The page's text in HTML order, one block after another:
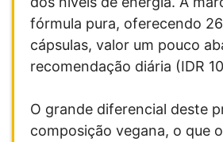
fórmula pura, oferecendo
cápsulas, valor um pouco
recomendação diária (IDR
O grande diferencial deste
composição vegana, o que